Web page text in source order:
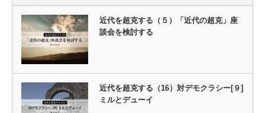
近代を超克する（５）「近代の超克」座
談会を検討する
近代を超克する（16）対デモクラシー[９]
ミルとデューイ